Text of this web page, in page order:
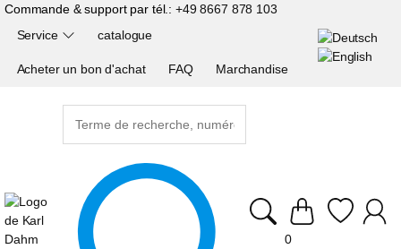
Commande & support par tél.: +49 8667 878 103
Service catalogue
Acheter un bon d'achat FAQ Marchandise
0